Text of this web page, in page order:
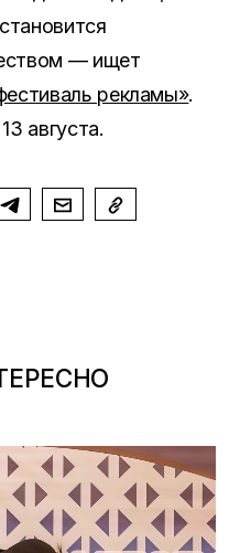
— ищет
рекламы».
августа.